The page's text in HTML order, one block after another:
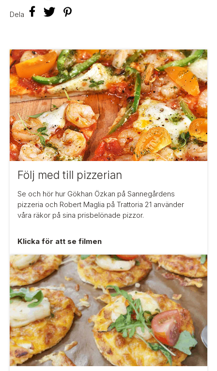
Dela
F
o
o
k
T
w
e
r
P
r
e
s
t
F
ö
l
j
m
e
d
t
i
l
l
p
i
z
Följ med till pizzerian
Se och hör hur Gökhan Özkan på Sannegårdens
pizzeria och Robert Maglia på Trattoria 21 använder
våra räkor på sina prisbelönade pizzor.
Klicka för att se filmen
F
ö
r
d
e
l
a
r
n
a
m
e
d
v